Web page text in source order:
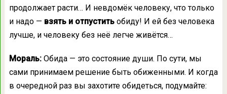
продолжает расти… И невдомёк человеку, что только
и надо — взять и отпуститьобиду! И ей без человека
лучше, и человеку без неё легче живётся…
Мораль:Обида — это состояние души. По сути, мы
сами принимаем решение быть обиженными. И когда
в очередной раз вы захотите обидеться, подумайте: